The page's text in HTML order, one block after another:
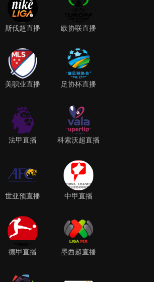
斯伐超直播 欧协联直播
美职业直播 足协杯直播
法甲直播 科索沃超直播
世亚预直播 中甲直播
德甲直播 墨西超直播